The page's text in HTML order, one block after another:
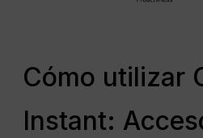
Cómo utilizar
Instant: